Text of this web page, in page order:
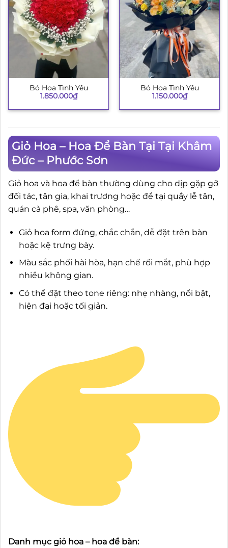
Bó Hoa Tình Yêu
1.850.000₫
Bó Hoa Tình Yêu
1.150.000₫
Giỏ Hoa – Hoa Để Bàn Tại Tại Khâm
Đức – Phước Sơn
Giỏ hoa và hoa để bàn thường dùng cho dịp gặp gỡ
đối tác, tân gia, khai trương hoặc để tại quầy lễ tân,
quán cà phê, spa, văn phòng…
Giỏ hoa form đứng, chắc chắn, dễ đặt trên bàn
hoặc kệ trưng bày.
Màu sắc phối hài hòa, hạn chế rối mắt, phù hợp
nhiều không gian.
Có thể đặt theo tone riêng: nhẹ nhàng, nổi bật,
hiện đại hoặc tối giản.
Danh mục giỏ hoa – hoa để bàn: